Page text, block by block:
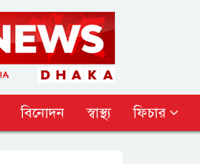
বিনোদন স্বাস্থ্য ফিচার